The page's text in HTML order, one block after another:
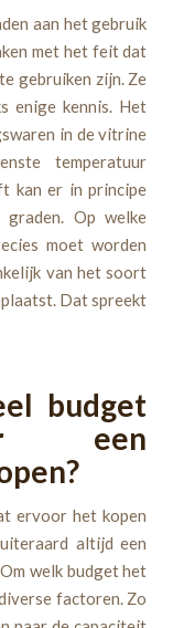
aan het gebruik
met het feit dat
gebruiken zijn. Ze
enige kennis. Het
in de vitrine
temperatuur
kan er in principe
Op welke
moet worden
van het soort
Dat spreekt
een
ervoor het kopen
altijd een
welk budget het
factoren. Zo